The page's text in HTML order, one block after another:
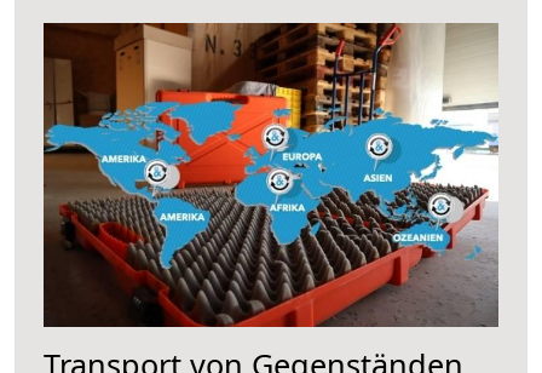
Transport von Gegenständen